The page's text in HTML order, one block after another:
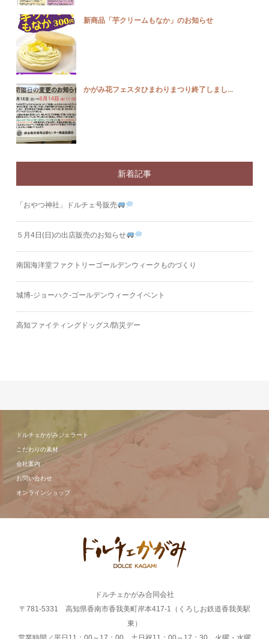
新商品「芋クリームもなか」のお知らせ
かがみ花フェスタひまわりまつり終了しまし...
新着記事
「おやつ神社」ドルチェ号販売
５月4日(日)の出店販売のお知らせ
南国海洋堂ファクトリーゴールデンウィークものづくり
城博‐ジョーハク‐ゴールデンウィークイベント
高知ファイティングドッグス/防災デー
ドルチェかがみジェラート
こだわりの素材
会社案内
お問い合わせ
オンラインショップ
ドルチェかがみ合同会社
〒781-5331 高知県香南市香我美町岸本417-1（くろしお鉄道香我美駅
東）